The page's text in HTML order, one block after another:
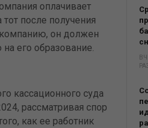
оплачивает
после получения
он должен
его образование.
кассационного суда
рассматривая спор
как ее работник